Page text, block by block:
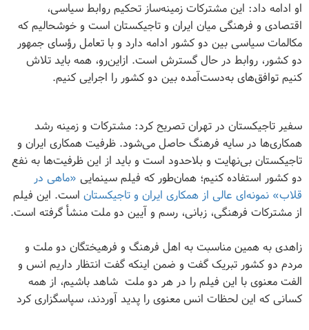
او ادامه داد: این مشترکات زمینهساز تحکیم روابط سیاسی،
اقتصادی و فرهنگی میان ایران و تاجیکستان است و خوشحالیم که
مکالمات سیاسی بین دو کشور ادامه دارد و با تعامل رؤسای جمهور
دو کشور، روابط در حال گسترش است. ازاین‌رو، همه باید تلاش
کنیم توافق‌های به‌دست‌آمده بین دو کشور را اجرایی کنیم.
سفیر تاجیکستان در تهران تصریح کرد: مشترکات و زمینه رشد
همکاری‌ها در سایه فرهنگ حاصل می‌شود. ظرفیت همکاری ایران و
تاجیکستان بی‌نهایت و بلاحدود است و باید از این ظرفیت‌ها به نفع
دو کشور استفاده کنیم؛ همان‌طور که فیلم سینمایی «ماهی در
قلاب» نمونه‌ای عالی از همکاری ایران و تاجیکستان است. این فیلم
از مشترکات فرهنگی، زبانی، رسم و آیین دو ملت منشأ گرفته است.
زاهدی به همین مناسبت به اهل فرهنگ و فرهیختگان دو ملت و
مردم دو کشور تبریک گفت و ضمن اینکه گفت انتظار داریم انس و
الفت معنوی با این فیلم را در هر دو ملت شاهد باشیم، از همه
کسانی که این لحظات انس معنوی را پدید آوردند، سپاسگزاری کرد